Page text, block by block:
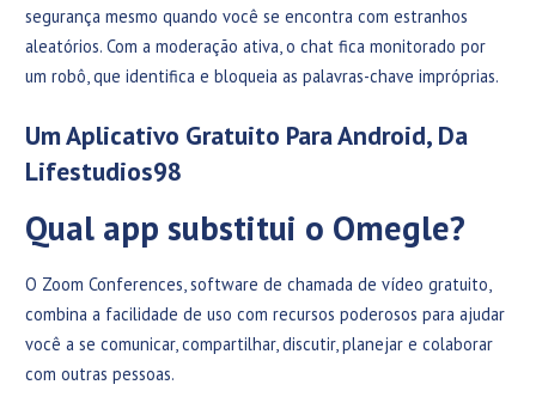
segurança mesmo quando você se encontra com estranhos
aleatórios. Com a moderação ativa, o chat fica monitorado por
um robô, que identifica e bloqueia as palavras-chave impróprias.
Um Aplicativo Gratuito Para Android, Da
Lifestudios98
Qual app substitui o Omegle?
O Zoom Conferences, software de chamada de vídeo gratuito,
combina a facilidade de uso com recursos poderosos para ajudar
você a se comunicar, compartilhar, discutir, planejar e colaborar
com outras pessoas.